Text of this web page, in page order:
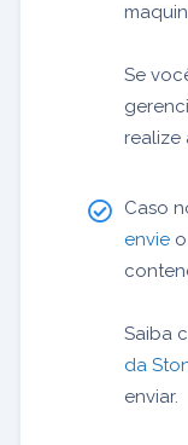
Se
realize
Caso
envie
Saiba
da
enviar.